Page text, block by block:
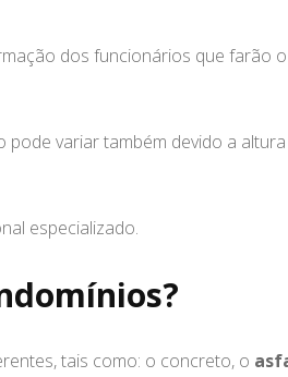
dos funcionários que farão
variar também devido a
especializado.
tais como: o concreto, o